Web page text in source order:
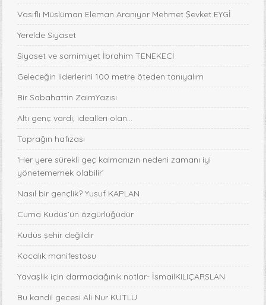
Vasıflı Müslüman Eleman Aranıyor Mehmet Şevket EYGİ
Yerelde Siyaset
Siyaset ve samimiyet İbrahim TENEKECİ
Geleceğin liderlerini 100 metre öteden tanıyalım
Bir Sabahattin ZaimYazısı
Altı genç vardı, idealleri olan...
Toprağın hafızası
‘Her yere sürekli geç kalmanızın nedeni zamanı iyi
yönetememek olabilir’
Nasıl bir gençlik? Yusuf KAPLAN
Cuma Kudüs’ün özgürlüğüdür
Kudüs şehir değildir
Kocalık manifestosu
Yavaşlık için darmadağınık notlar- İsmailKILIÇARSLAN
Bu kandil gecesi Ali Nur KUTLU